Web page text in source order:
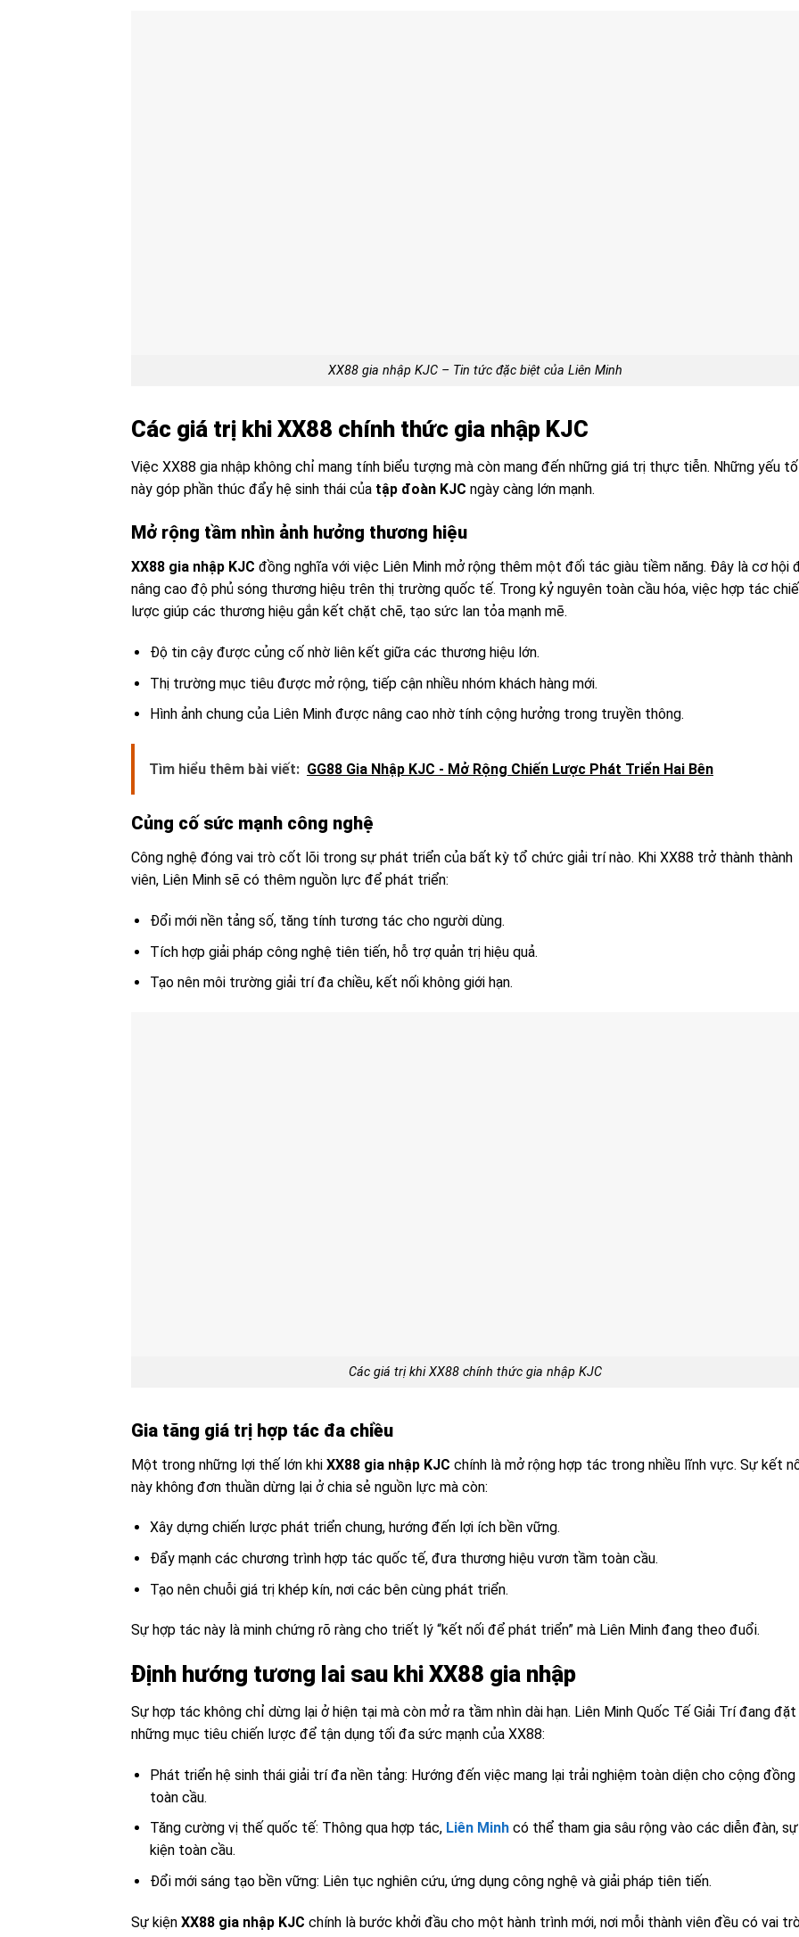
XX88 gia nhập KJC – Tin tức đặc biệt của Liên Minh
Các giá trị khi XX88 chính thức gia nhập KJC
Việc XX88 gia nhập không chỉ mang tính biểu tượng mà còn mang đến những giá trị thực tiễn. Những yếu tố
này góp phần thúc đẩy hệ sinh thái của tập đoàn KJC ngày càng lớn mạnh.
Mở rộng tầm nhìn ảnh hưởng thương hiệu
XX88 gia nhập KJC đồng nghĩa với việc Liên Minh mở rộng thêm một đối tác giàu tiềm năng. Đây là cơ hội
nâng cao độ phủ sóng thương hiệu trên thị trường quốc tế. Trong kỷ nguyên toàn cầu hóa, việc hợp tác
lược giúp các thương hiệu gắn kết chặt chẽ, tạo sức lan tỏa mạnh mẽ.
Độ tin cậy được củng cố nhờ liên kết giữa các thương hiệu lớn.
Thị trường mục tiêu được mở rộng, tiếp cận nhiều nhóm khách hàng mới.
Hình ảnh chung của Liên Minh được nâng cao nhờ tính cộng hưởng trong truyền thông.
Tìm hiểu thêm bài viết: GG88 Gia Nhập KJC - Mở Rộng Chiến Lược Phát Triển Hai Bên
Củng cố sức mạnh công nghệ
Công nghệ đóng vai trò cốt lõi trong sự phát triển của bất kỳ tổ chức giải trí nào. Khi XX88 trở thành thành
viên, Liên Minh sẽ có thêm nguồn lực để phát triển:
Đổi mới nền tảng số, tăng tính tương tác cho người dùng.
Tích hợp giải pháp công nghệ tiên tiến, hỗ trợ quản trị hiệu quả.
Tạo nên môi trường giải trí đa chiều, kết nối không giới hạn.
Các giá trị khi XX88 chính thức gia nhập KJC
Gia tăng giá trị hợp tác đa chiều
Một trong những lợi thế lớn khi XX88 gia nhập KJC chính là mở rộng hợp tác trong nhiều lĩnh vực. Sự kết
này không đơn thuần dừng lại ở chia sẻ nguồn lực mà còn:
Xây dựng chiến lược phát triển chung, hướng đến lợi ích bền vững.
Đẩy mạnh các chương trình hợp tác quốc tế, đưa thương hiệu vươn tầm toàn cầu.
Tạo nên chuỗi giá trị khép kín, nơi các bên cùng phát triển.
Sự hợp tác này là minh chứng rõ ràng cho triết lý “kết nối để phát triển” mà Liên Minh đang theo đuổi.
Định hướng tương lai sau khi XX88 gia nhập
Sự hợp tác không chỉ dừng lại ở hiện tại mà còn mở ra tầm nhìn dài hạn. Liên Minh Quốc Tế Giải Trí đang đặt
những mục tiêu chiến lược để tận dụng tối đa sức mạnh của XX88:
Phát triển hệ sinh thái giải trí đa nền tảng: Hướng đến việc mang lại trải nghiệm toàn diện cho cộng đồng
toàn cầu.
Tăng cường vị thế quốc tế: Thông qua hợp tác, Liên Minhcó thể tham gia sâu rộng vào các diễn đàn, sự
kiện toàn cầu.
Đổi mới sáng tạo bền vững: Liên tục nghiên cứu, ứng dụng công nghệ và giải pháp tiên tiến.
Sự kiện XX88 gia nhập KJC chính là bước khởi đầu cho một hành trình mới, nơi mỗi thành viên đều có vai